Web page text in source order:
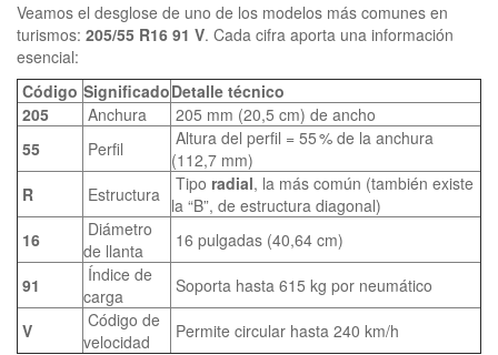
Veamos el desglose de uno de los modelos más comunes en
turismos: 205/55 R16 91 V. Cada cifra aporta una información
esencial:
Código SignificadoDetalle técnico
205
Anchura
205 mm (20,5 cm) de ancho
55
Perfil
Altura del perfil = 55 % de la anchura
(112,7 mm)
R
Estructura Tipo radial, la más común (también existe
la “B”, de estructura diagonal)
16
Diámetro
de llanta
16 pulgadas (40,64 cm)
91
Índice de
carga
Soporta hasta 615 kg por neumático
V
Código de
velocidad
Permite circular hasta 240 km/h